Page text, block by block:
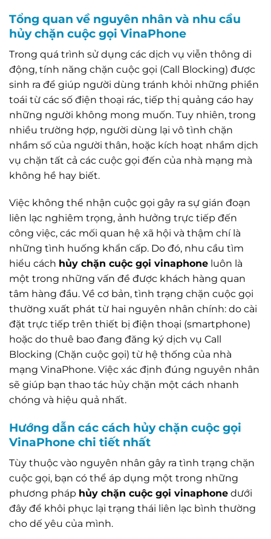
Tổng quan về nguyên nhân và nhu cầu
hủy chặn cuộc gọi VinaPhone
Trong quá trình sử dụng các dịch vụ viễn thông di
động, tính năng chặn cuộc gọi (Call Blocking) được
sinh ra để giúp người dùng tránh khỏi những phiền
toái từ các số điện thoại rác, tiếp thị quảng cáo hay
những người không mong muốn. Tuy nhiên, trong
nhiều trường hợp, người dùng lại vô tình chặn
nhầm số của người thân, hoặc kích hoạt nhầm dịch
vụ chặn tất cả các cuộc gọi đến của nhà mạng mà
không hề hay biết.
Việc không thể nhận cuộc gọi gây ra sự gián đoạn
liên lạc nghiêm trọng, ảnh hưởng trực tiếp đến
công việc, các mối quan hệ xã hội và thậm chí là
những tình huống khẩn cấp. Do đó, nhu cầu tìm
hiểu cách hủy chặn cuộc gọi vinaphone luôn là
một trong những vấn đề được khách hàng quan
tâm hàng đầu. Về cơ bản, tình trạng chặn cuộc gọi
thường xuất phát từ hai nguyên nhân chính: do cài
đặt trực tiếp trên thiết bị điện thoại (smartphone)
hoặc do thuê bao đang đăng ký dịch vụ Call
Blocking (Chặn cuộc gọi) từ hệ thống của nhà
mạng VinaPhone. Việc xác định đúng nguyên nhân
sẽ giúp bạn thao tác hủy chặn một cách nhanh
chóng và hiệu quả nhất.
Hướng dẫn các cách hủy chặn cuộc gọi
VinaPhone chi tiết nhất
Tùy thuộc vào nguyên nhân gây ra tình trạng chặn
cuộc gọi, bạn có thể áp dụng một trong những
phương pháp hủy chặn cuộc gọi vinaphone dưới
đây để khôi phục lại trạng thái liên lạc bình thường
cho dế yêu của mình.